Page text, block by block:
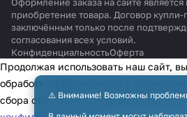
приобретение товара. Договор купли-
заключённым только после
согласования всех условий.
КонфиденциальностьОферта
⚠️ Внимание! Возможны
Продолжая использовать наш сайт,
обработку файлов cookie в целях
сбора статистики в соответствии с